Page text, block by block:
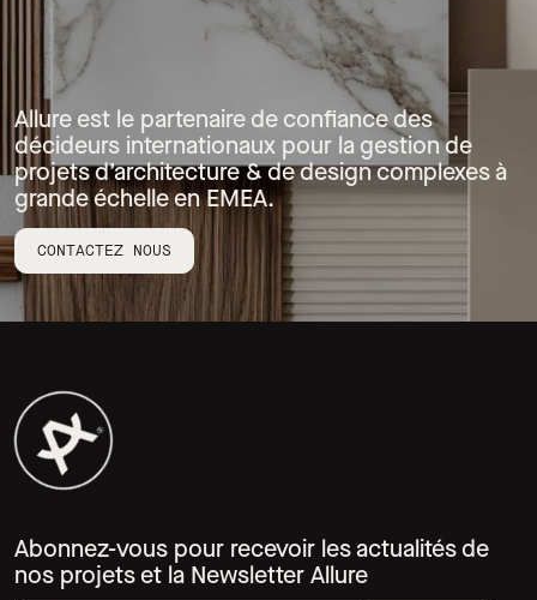
Allure est le partenaire de confiance des
décideurs internationaux pour la gestion de
projets d’architecture & de design complexes à
grande échelle en EMEA.
CONTACTEZ NOUS
Abonnez-vous pour recevoir les actualités de
nos projets et la Newsletter Allure